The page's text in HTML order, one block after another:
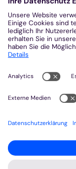
Wir möchten Ihnen
Dazu verwenden wir
Website notwendig
auch Cookies und
externer Inhalte
Soundcloud,
Statistikzwecken
beachten Sie, dass
Weitere
Einwillung finden Sie
Externe Inhalte
Datenschutzerklärung